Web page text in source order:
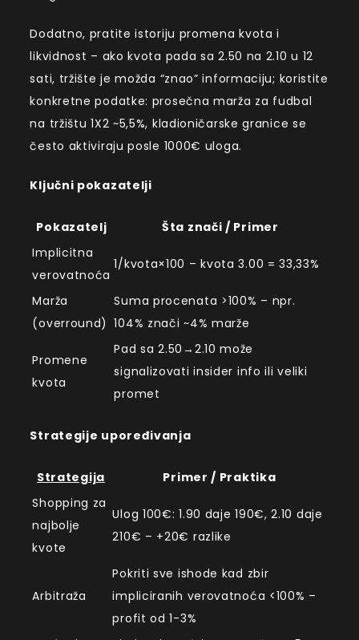
Dodatno, pratite istoriju promena kvota i
likvidnost – ako kvota pada sa 2.50 na 2.10 u 12
sati, tržište je možda “znao” informaciju; koristite
konkretne podatke: prosečna marža za fudbal
na tržištu 1X2 ~5,5%, kladioničarske granice se
često aktiviraju posle 1000€ uloga.
Ključni pokazatelji
Pokazatelj
Šta znači / Primer
Implicitna
verovatnoća
1/kvota×100 – kvota 3.00 = 33,33%
Marža
(overround)
Suma procenata >100% – npr.
104% znači ~4% marže
Promene
kvota
Pad sa 2.50→2.10 može
signalizovati insider info ili veliki
promet
Strategije upoređivanja
Strategija
Primer / Praktika
Shopping za
najbolje
kvote
Ulog 100€: 1.90 daje 190€, 2.10 daje
210€ – +20€ razlike
Arbitraža
Pokriti sve ishode kad zbir
impliciranih verovatnoća <100% –
profit od 1-3%